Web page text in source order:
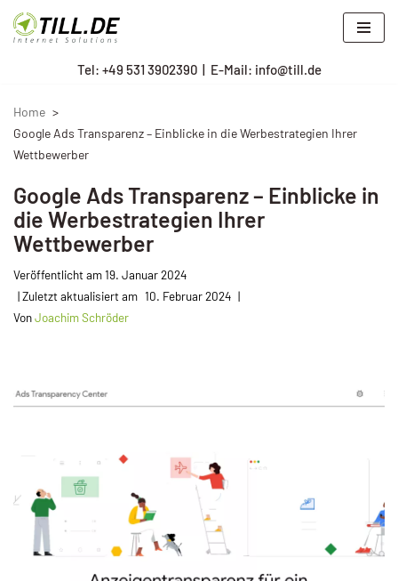
Zum
Tel: +49 531 3902390| E-Mail: info@till.de
Home
Google Ads Transparenz – Einblicke in die Werbestrategien Ihrer
Wettbewerber
Google Ads Transparenz – Einblicke in
die Werbestrategien Ihrer
Wettbewerber
Veröffentlicht am19. Januar 2024
10. Februar 2024
VonJoachim Schröder